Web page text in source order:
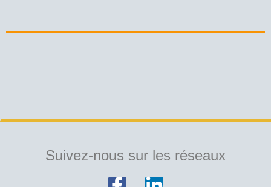
Suivez-nous sur les réseaux